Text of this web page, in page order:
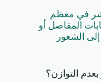
في معظم
المفاصل أو
الشعور
التوازن؟